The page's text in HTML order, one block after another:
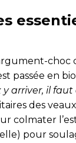
choc
passée en
y arriver, il
des
colmater
pour